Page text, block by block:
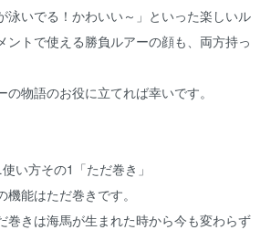
泳いでる！かわいい～」といった楽しいル
ントで使える勝負ルアーの顔も、両方持っ
物語のお役に立てれば幸いです。
い方その1「ただ巻き」
能はただ巻きです。
巻きは海馬が生まれた時から今も変わらず